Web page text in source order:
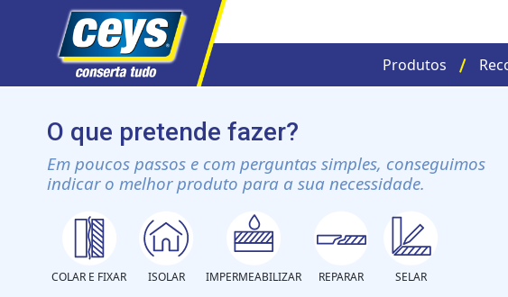
Produtos
O que pretende fazer?
Em poucos passos e com perguntas simples, conseguimos
indicar o melhor produto para a sua necessidade.
COLAR E FIXAR ISOLAR IMPERMEABILIZAR REPARAR SELAR